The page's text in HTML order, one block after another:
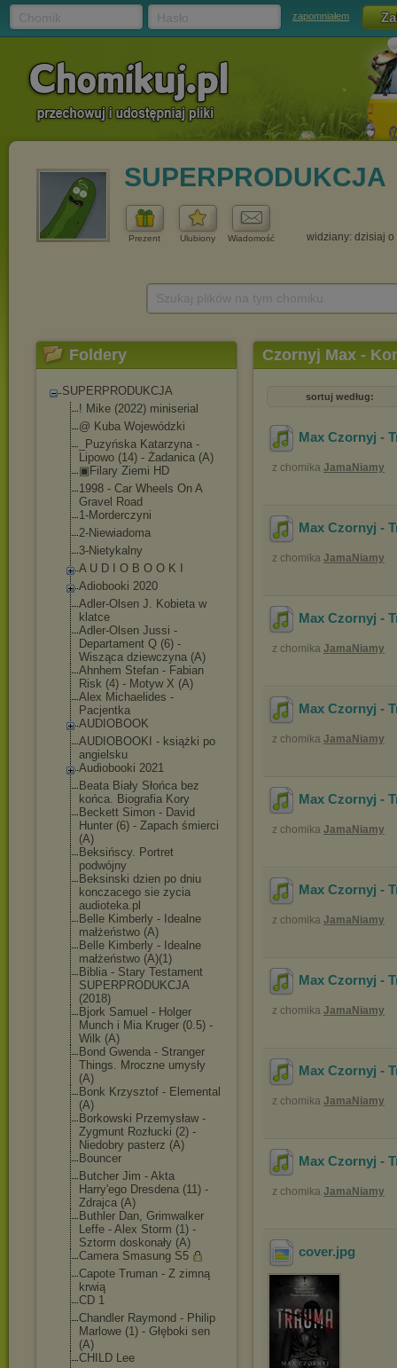
zapomniałem
SUPERPRODUKCJA
Prezent Ulubiony Wiadomość widziany: dzisiaj o
Foldery
SUPERPRODUKCJA
! Mike (2022) miniserial
@ Kuba Wojewódzki
_Puzyńska Katarzyna -
Lipowo (14) - Żadanica (A)
▣Filary Ziemi HD
1998 - Car Wheels On A
Gravel Road
1-Morderczyni
2-Niewiadoma
3-Nietykalny
A U D I O B O O K I
Adiobooki 2020
Adler-Olsen J. Kobieta w
klatce
Adler-Olsen Jussi -
Departament Q (6) -
Wisząca dziewczyna (A)
Ahnhem Stefan - Fabian
Risk (4) - Motyw X (A)
Alex Michaelides -
Pacjentka
AUDIOBOOK
AUDIOBOOKI - książki po
angielsku
Audiobooki 2021
Beata Biały Słońca bez
końca. Biografia Kory
Beckett Simon - David
Hunter (6) - Zapach śmierci
(A)
Beksińscy. Portret
podwójny
Beksinski dzien po dniu
konczacego sie zycia
audioteka.pl
Belle Kimberly - Idealne
małżeństwo (A)
Belle Kimberly - Idealne
małżeństwo (A)(1)
Biblia - Stary Testament
SUPERPRODUKCJA
(2018)
Bjork Samuel - Holger
Munch i Mia Kruger (0.5) -
Wilk (A)
Bond Gwenda - Stranger
Things. Mroczne umysły
(A)
Bonk Krzysztof - Elemental
(A)
Borkowski Przemysław -
Zygmunt Rozłucki (2) -
Niedobry pasterz (A)
Bouncer
Butcher Jim - Akta
Harry'ego Dresdena (11) -
Zdrajca (A)
Buthler Dan, Grimwalker
Leffe - Alex Storm (1) -
Sztorm doskonały (A)
Camera Smasung S5
Capote Truman - Z zimną
krwią
CD 1
Chandler Raymond - Philip
Marlowe (1) - Głęboki sen
(A)
CHILD Lee
Czornyj Max -
sortuj według:
Max Czornyj -
z chomika JamaNiamy
Max Czornyj -
z chomika JamaNiamy
Max Czornyj -
z chomika JamaNiamy
Max Czornyj -
z chomika JamaNiamy
Max Czornyj -
z chomika JamaNiamy
Max Czornyj -
z chomika JamaNiamy
Max Czornyj -
z chomika JamaNiamy
Max Czornyj -
z chomika JamaNiamy
Max Czornyj -
z chomika JamaNiamy
cover.jpg